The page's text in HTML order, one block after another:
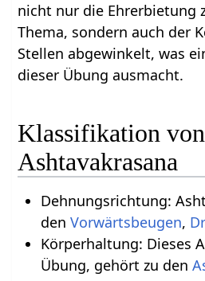
nicht nur die Ehrerbietung
Thema, sondern auch der
Stellen abgewinkelt, was
dieser Übung ausmacht.
Klassifikation von
Ashtavakrasana
Dehnungsrichtung:
den Vorwärtsbeugen,
Körperhaltung: Dieses
Übung, gehört zu den